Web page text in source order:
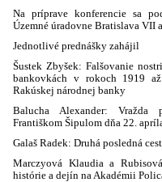
Na príprave konferencie sa
Územné úradovne Bratislava VII
Jednotlivé prednášky zahájil
Šustek Zbyšek: Falšovanie
bankovkách v rokoch 1919
Rakúskej národnej banky
Balucha Alexander: Vražda
Františkom Šipulom dňa 22.
Galaš Radek: Druhá posledná
Marczyová Klaudia a
histórie a dejín na Akadémii